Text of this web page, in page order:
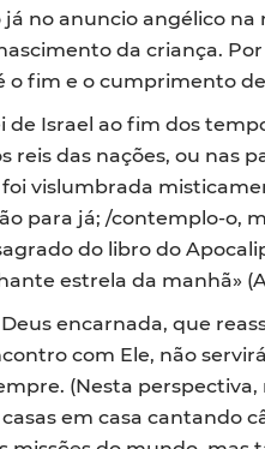
no anuncio angélico
da criança.
o fim e o cumprimento
Israel ao fim dos
das nações, ou nas
vislumbrada
para já; /contemplo-o,
do libro do
estrela da manhã»
encarnada, que
com Ele, não
(Nesta
em casa cantando